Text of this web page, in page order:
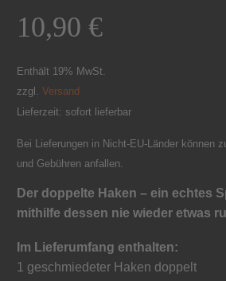
10,90 €
Enthält 19% MwSt.
zzgl. Versand
Lieferzeit: sofort lieferbar
Bei Lieferungen in Nicht-EU-Länder können
und Gebühren anfallen.
Der doppelte Haken – ein echtes
mithilfe dessen nie wieder etwas
Im Lieferumfang enthalten:
1 geschmiedeter Haken doppelt